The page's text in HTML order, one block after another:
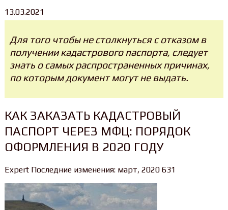
13.03.2021
Для того чтобы не столкнуться с отказом в
получении кадастрового паспорта, следует
знать о самых распространенных причинах,
по которым документ могут не выдать.
КАК ЗАКАЗАТЬ КАДАСТРОВЫЙ
ПАСПОРТ ЧЕРЕЗ МФЦ: ПОРЯДОК
ОФОРМЛЕНИЯ В 2020 ГОДУ
Expert Последние изменения: март, 2020 631